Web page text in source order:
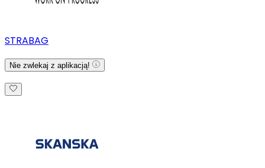
STRABAG
Nie zwlekaj z aplikacją!